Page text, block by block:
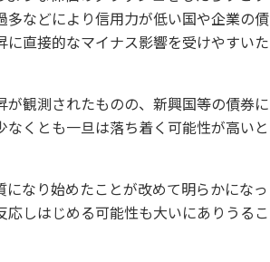
などにより信用力が低い国や企業の債
直接的なマイナス影響を受けやすいた
観測されたものの、新興国等の債券に
くとも一旦は落ち着く可能性が高いと
なり始めたことが改めて明らかになっ
しはじめる可能性も大いにありうるこ